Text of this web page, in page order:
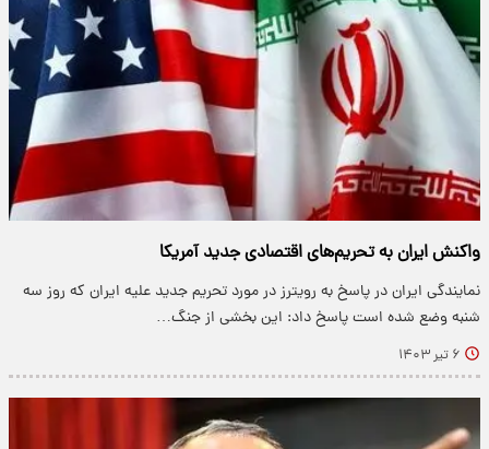
واکنش ایران به تحریم‌های اقتصادی جدید آمریکا
نمایندگی ایران در پاسخ به رویترز در مورد تحریم جدید علیه ایران که روز سه
شنبه وضع شده است پاسخ داد: این بخشی از جنگ…
۶ تیر ۱۴۰۳